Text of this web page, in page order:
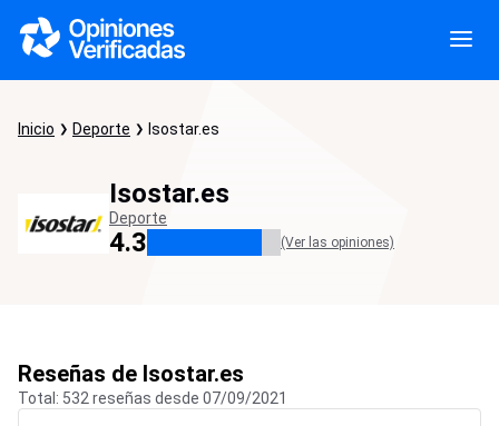
Inicio Deporte Isostar.es
Isostar.es
Deporte
4.3 (Ver las opiniones)
Reseñas de Isostar.es
Total: 532 reseñas desde 07/09/2021